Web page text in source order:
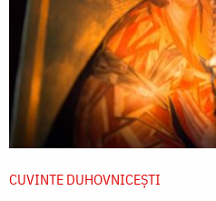
CUVINTE DUHOVNICEȘTI